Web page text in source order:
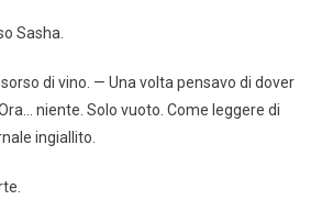
Sasha.
di vino. — Una volta pensavo di dover
niente. Solo vuoto. Come leggere di
ingiallito.